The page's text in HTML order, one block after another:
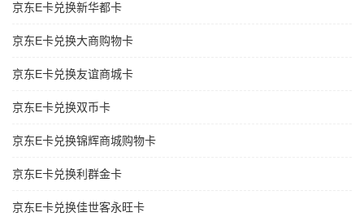
京东E卡兑换新华都卡
京东E卡兑换大商购物卡
京东E卡兑换友谊商城卡
京东E卡兑换双币卡
京东E卡兑换锦辉商城购物卡
京东E卡兑换利群金卡
京东E卡兑换佳世客永旺卡